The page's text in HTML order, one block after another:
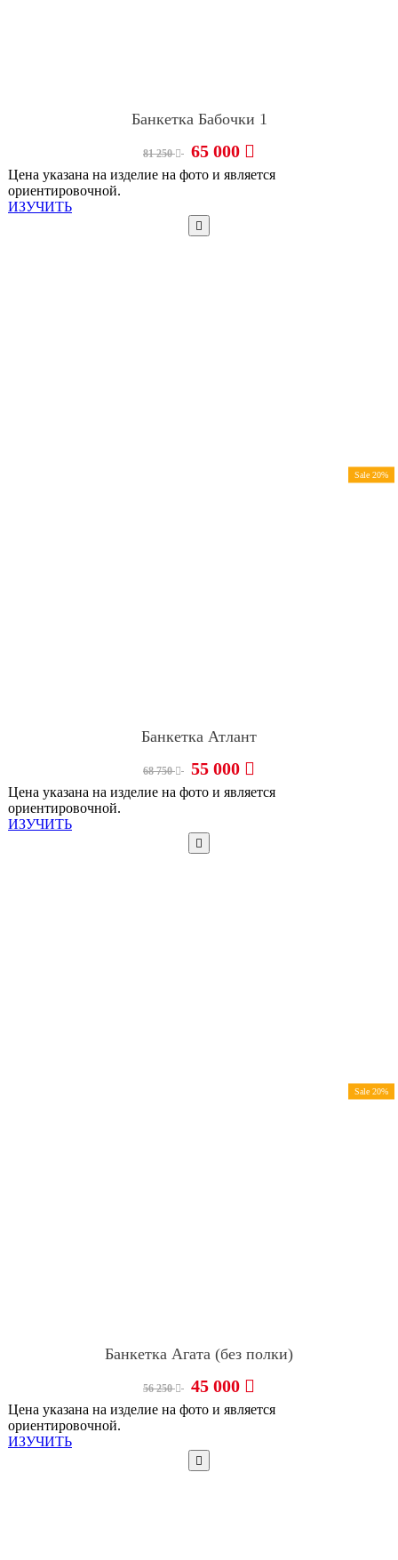
Банкетка Бабочки 1
81 250 65 000
Цена указана на изделие на фото и является
ориентировочной.
ИЗУЧИТЬ
Sale 20%
Банкетка Атлант
68 750 55 000
Цена указана на изделие на фото и является
ориентировочной.
ИЗУЧИТЬ
Sale 20%
Банкетка Агата (без полки)
56 250 45 000
Цена указана на изделие на фото и является
ориентировочной.
ИЗУЧИТЬ